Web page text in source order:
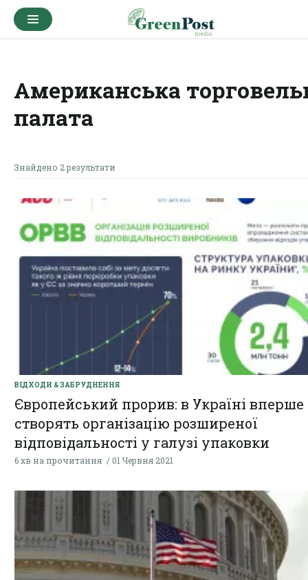
Американська
палата
Знайдено 2 результати
ВІДХОДИ & ЗАБРУДНЕННЯ
Європейський прорив: в Україні вперше
створять організацію розширеної
відповідальності у галузі упаковки
6 хв на прочитання 01 Червня 2021